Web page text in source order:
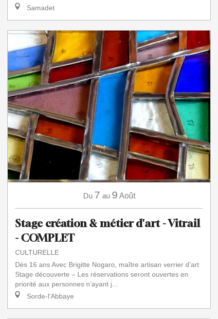
Samadet
Du 7 au 9 Août
Stage création & métier d'art - Vitrail
- COMPLET
CULTURELLE
Dès 16 ans Avec Brigitte Nogaro, maître artisan verrier d’art
Stage découverte – Les réservations seront ouvertes en
priorité aux personnes n’ayant j...
Sorde-l'Abbaye